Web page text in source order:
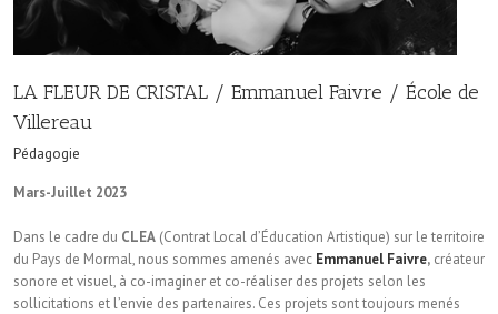
LA FLEUR DE CRISTAL / Emmanuel Faivre / École de
Villereau
Pédagogie
Mars-Juillet 2023
Dans le cadre du CLEA (Contrat Local d’Éducation Artistique) sur le territoire
du Pays de Mormal, nous sommes amenés avec Emmanuel Faivre, créateur
sonore et visuel, à co-imaginer et co-réaliser des projets selon les
sollicitations et l’envie des partenaires. Ces projets sont toujours menés